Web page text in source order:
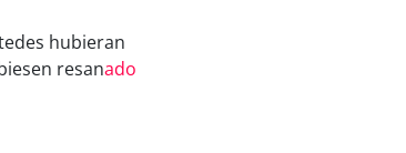
hubieran
resanado